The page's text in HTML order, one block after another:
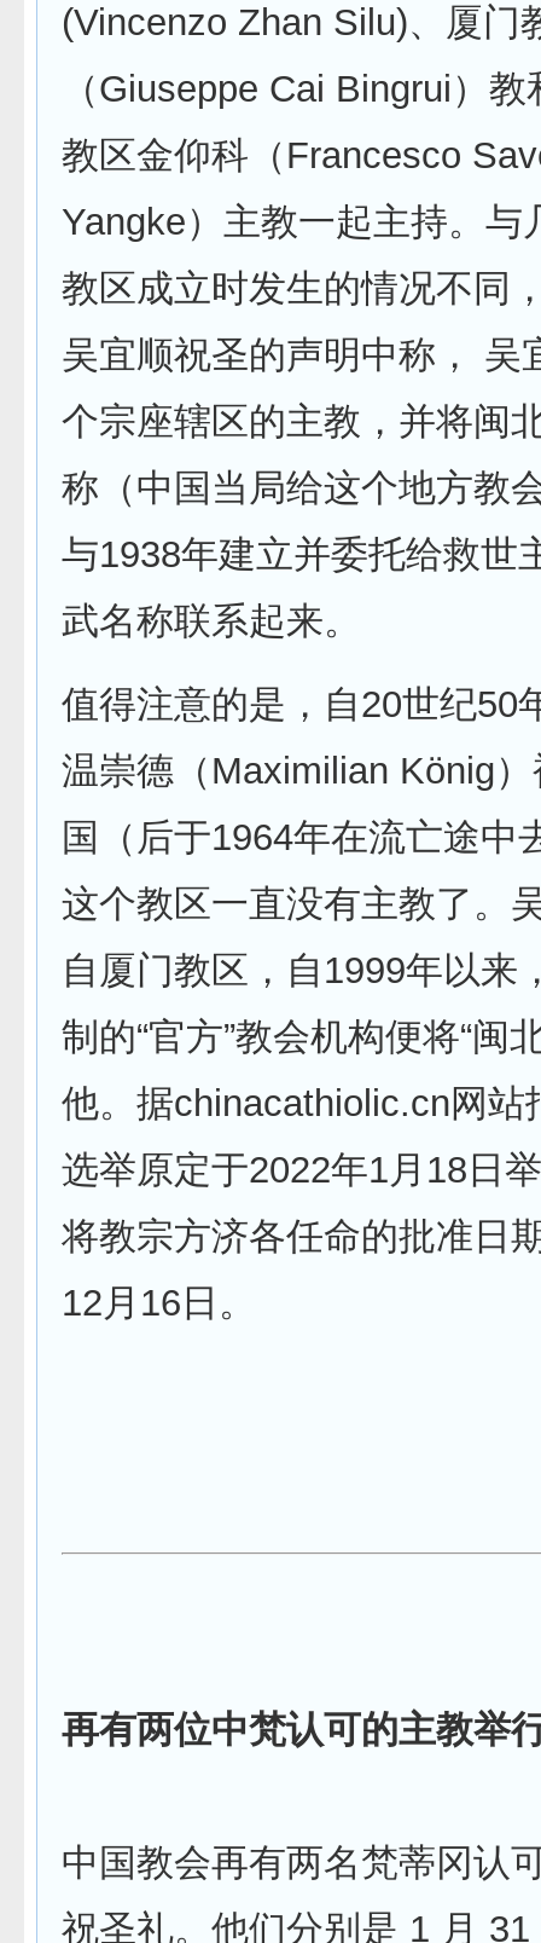
(Vincenzo Zhan Silu)、厦门
（Giuseppe Cai Bingrui）
教区金仰科（Francesco
Yangke）主教一起主持。与
教区成立时发生的情况不同
吴宜顺祝圣的声明中称， 吴
个宗座辖区的主教，并将闽
称（中国当局给这个地方教
与1938年建立并委托给救世
武名称联系起来。
值得注意的是，自20世纪50
温崇德（Maximilian König
国（后于1964年在流亡途中
这个教区一直没有主教了。
自厦门教区，自1999年以来
制的“官方”教会机构便将“闽
他。据chinacathiolic.cn网站
选举原定于2022年1月18日
将教宗方济各任命的批准日
12月16日。
再有两位中梵认可的主教举
中国教会再有两名梵蒂冈认
祝圣礼。他们分别是 1 月